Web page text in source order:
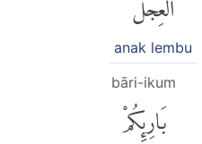
anak lembu
bāri-ikum
بَارِئِكُمْ